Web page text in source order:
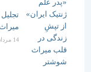
تجلیل «پدر
میراث
14 مرداد 1405 /